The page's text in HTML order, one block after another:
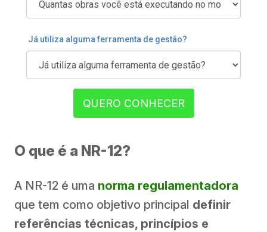
Já utiliza alguma ferramenta de gestão?
QUERO CONHECER
O que é a NR-12?
A NR-12 é uma norma regulamentadora
que tem como objetivo principal definir
referências técnicas, princípios e